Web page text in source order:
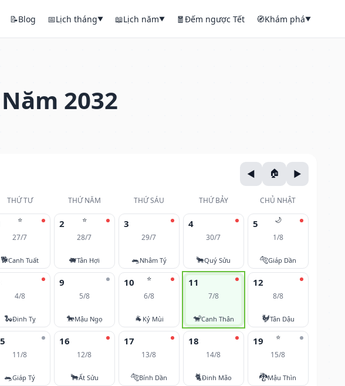
📝Blog 📅Lịch tháng▼ 📖Lịch năm▼ 🧧Đếm ngược Tết 🧭Khám phá▼
2032
THỨ TƯ THỨ NĂM THỨ SÁU THỨ BẢY CHỦ NHẬT
⭐
27/7
🐕Canh Tuất
⭐
2
28/7
🐖Tân Hợi
3
29/7
🐀Nhâm Tý
4
30/7
🐂Quý Sửu
🌙
5
1/8
🐅Giáp Dần
4/8
🐍Đinh Tỵ
9
5/8
🐎Mậu Ngọ
⭐
10
6/8
🐐 Kỷ Mùi
11
7/8
🐒Canh Thân
12
8/8
🐓Tân Dậu
11/8
🐀Giáp Tý
16
12/8
🐂Ất Sửu
17
13/8
🐅Bính Dần
18
14/8
🐈Đinh Mão
⭐
19
15/8
🐉Mậu Thìn